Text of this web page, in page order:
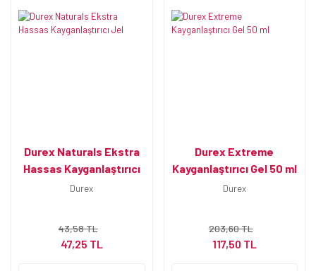
Durex Naturals Ekstra
Hassas Kayganlaştırıcı
Jel
Durex
43,58 TL
47,25 TL
Durex Extreme
Kayganlaştırıcı Gel 50 ml
Durex
203,60 TL
117,50 TL